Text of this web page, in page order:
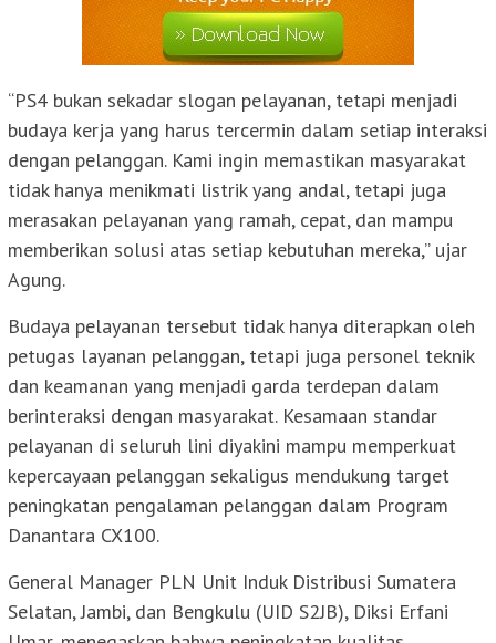
“PS4 bukan sekadar slogan pelayanan, tetapi menjadi
budaya kerja yang harus tercermin dalam setiap interaksi
dengan pelanggan. Kami ingin memastikan masyarakat
tidak hanya menikmati listrik yang andal, tetapi juga
merasakan pelayanan yang ramah, cepat, dan mampu
memberikan solusi atas setiap kebutuhan mereka,” ujar
Agung.
Budaya pelayanan tersebut tidak hanya diterapkan oleh
petugas layanan pelanggan, tetapi juga personel teknik
dan keamanan yang menjadi garda terdepan dalam
berinteraksi dengan masyarakat. Kesamaan standar
pelayanan di seluruh lini diyakini mampu memperkuat
kepercayaan pelanggan sekaligus mendukung target
peningkatan pengalaman pelanggan dalam Program
Danantara CX100.
General Manager PLN Unit Induk Distribusi Sumatera
Selatan, Jambi, dan Bengkulu (UID S2JB), Diksi Erfani